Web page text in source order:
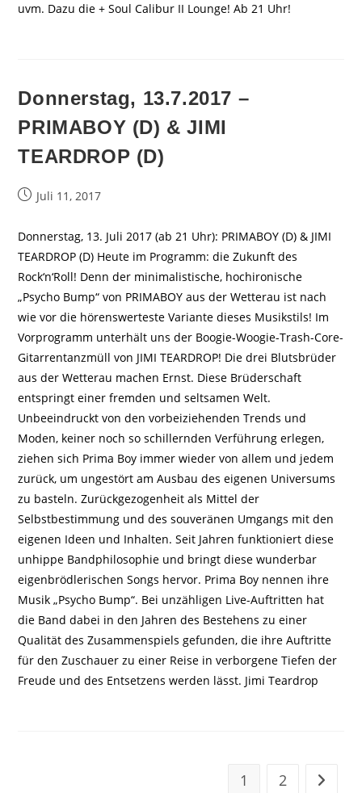
uvm. Dazu die + Soul Calibur II Lounge! Ab 21 Uhr!
Donnerstag, 13.7.2017 –
PRIMABOY (D) & JIMI
TEARDROP (D)
BeitragJuli 11, 2017
Donnerstag, 13. Juli 2017 (ab 21 Uhr): PRIMABOY (D) & JIMI
TEARDROP (D) Heute im Programm: die Zukunft des
Rock‘n‘Roll! Denn der minimalistische, hochironische
„Psycho Bump“ von PRIMABOY aus der Wetterau ist nach
wie vor die hörenswerteste Variante dieses Musikstils! Im
Vorprogramm unterhält uns der Boogie-Woogie-Trash-Core-
Gitarrentanzmüll von JIMI TEARDROP! Die drei Blutsbrüder
aus der Wetterau machen Ernst. Diese Brüderschaft
entspringt einer fremden und seltsamen Welt.
Unbeeindruckt von den vorbeiziehenden Trends und
Moden, keiner noch so schillernden Verführung erlegen,
ziehen sich Prima Boy immer wieder von allem und jedem
zurück, um ungestört am Ausbau des eigenen Universums
zu basteln. Zurückgezogenheit als Mittel der
Selbstbestimmung und des souveränen Umgangs mit den
eigenen Ideen und Inhalten. Seit Jahren funktioniert diese
unhippe Bandphilosophie und bringt diese wunderbar
eigenbrödlerischen Songs hervor. Prima Boy nennen ihre
Musik „Psycho Bump“. Bei unzähligen Live-Auftritten hat
die Band dabei in den Jahren des Bestehens zu einer
Qualität des Zusammenspiels gefunden, die ihre Auftritte
für den Zuschauer zu einer Reise in verborgene Tiefen der
Freude und des Entsetzens werden lässt. Jimi Teardrop
1 2 Zur